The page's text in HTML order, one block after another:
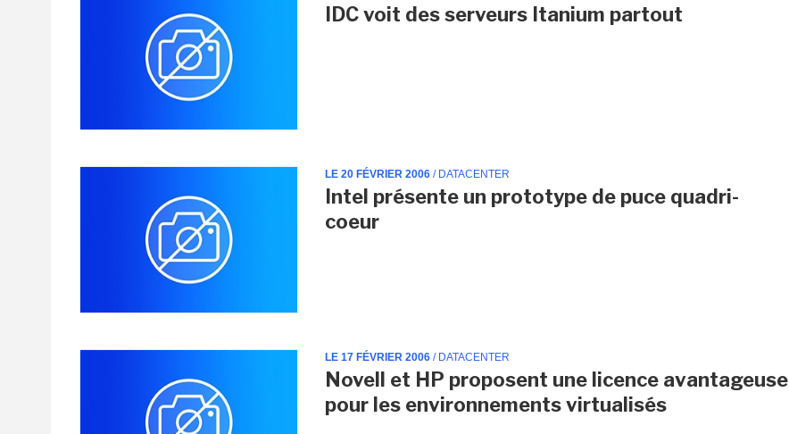
IDC voit des serveurs Itanium partout
LE 20 FÉVRIER 2006 / DATACENTER
Intel présente un prototype de puce quadri-
coeur
LE 17 FÉVRIER 2006 / DATACENTER
Novell et HP proposent une licence avantageuse
pour les environnements virtualisés